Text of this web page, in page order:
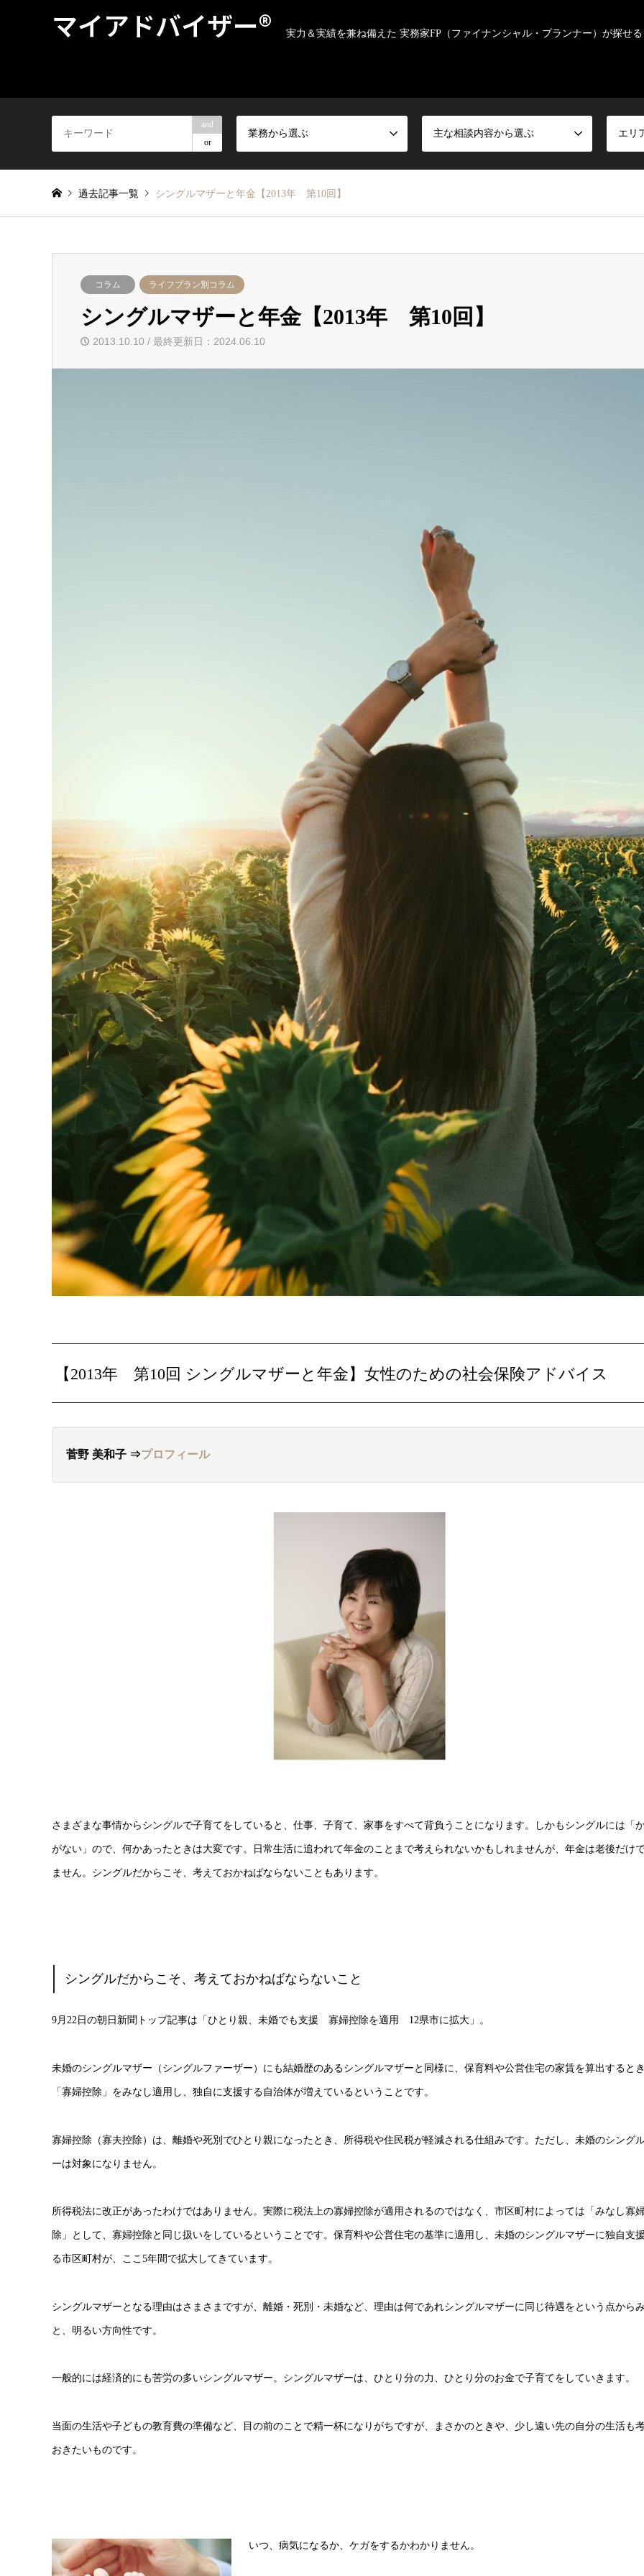
マイアドバイザー® 実力＆実績を兼ね備えた 実務家FP（ファイナンシャル・プランナー）が探せる
and
or
業務から選ぶ 主な相談内容から選ぶ エリ
過去記事一覧 シングルマザーと年金【2013年 第10回】
コラム ライフプラン別コラム
シングルマザーと年金【2013年 第10回】
2013.10.10 / 最終更新日：2024.06.10
【2013年 第10回 シングルマザーと年金】女性のための社会保険アドバイス
菅野 美和子 ⇒プロフィール
さまざまな事情からシングルで子育てをしていると、仕事、子育て、家事をすべて背負うことになります。しかもシングルには「
がない」ので、何かあったときは大変です。日常生活に追われて年金のことまで考えられないかもしれませんが、年金は老後だけ
ません。シングルだからこそ、考えておかねばならないこともあります。
シングルだからこそ、考えておかねばならないこと
9月22日の朝日新聞トップ記事は「ひとり親、未婚でも支援 寡婦控除を適用 12県市に拡大」。
未婚のシングルマザー（シングルファーザー）にも結婚歴のあるシングルマザーと同様に、保育料や公営住宅の家賃を算出すると
「寡婦控除」をみなし適用し、独自に支援する自治体が増えているということです。
寡婦控除（寡夫控除）は、離婚や死別でひとり親になったとき、所得税や住民税が軽減される仕組みです。ただし、未婚のシング
ーは対象になりません。
所得税法に改正があったわけではありません。実際に税法上の寡婦控除が適用されるのではなく、市区町村によっては「みなし寡
除」として、寡婦控除と同じ扱いをしているということです。保育料や公営住宅の基準に適用し、未婚のシングルマザーに独自支
る市区町村が、ここ5年間で拡大してきています。
シングルマザーとなる理由はさまさまですが、離婚・死別・未婚など、理由は何であれシングルマザーに同じ待遇をという点から
と、明るい方向性です。
一般的には経済的にも苦労の多いシングルマザー。シングルマザーは、ひとり分の力、ひとり分のお金で子育てをしていきます。
当面の生活や子どもの教育費の準備など、目の前のことで精一杯になりがちですが、まさかのときや、少し遠い先の自分の生活も
おきたいものです。
いつ、病気になるか、ケガをするかわかりません。